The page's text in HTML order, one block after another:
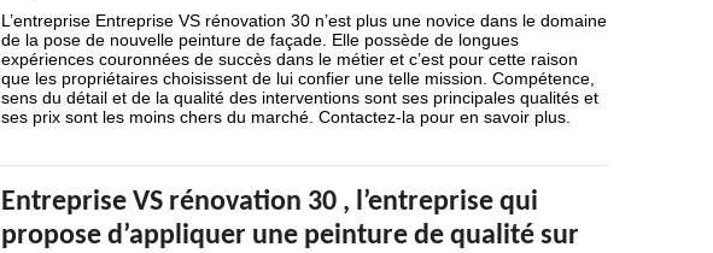
L’entreprise Entreprise VS rénovation 30 n’est plus une novice dans le domaine
de la pose de nouvelle peinture de façade. Elle possède de longues
expériences couronnées de succès dans le métier et c’est pour cette raison
que les propriétaires choisissent de lui confier une telle mission. Compétence,
sens du détail et de la qualité des interventions sont ses principales qualités et
ses prix sont les moins chers du marché. Contactez-la pour en savoir plus.
Entreprise VS rénovation 30 , l’entreprise qui
propose d’appliquer une peinture de qualité sur